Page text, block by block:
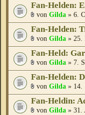
Fan-Helden:
von Gilda » 6.
Fan-Helden:
von Gilda » 25.
Fan-Held:
von Gilda » 7.
Fan-Helden:
von Gilda » 14.
Fan-Heldin:
von Gilda » 31.